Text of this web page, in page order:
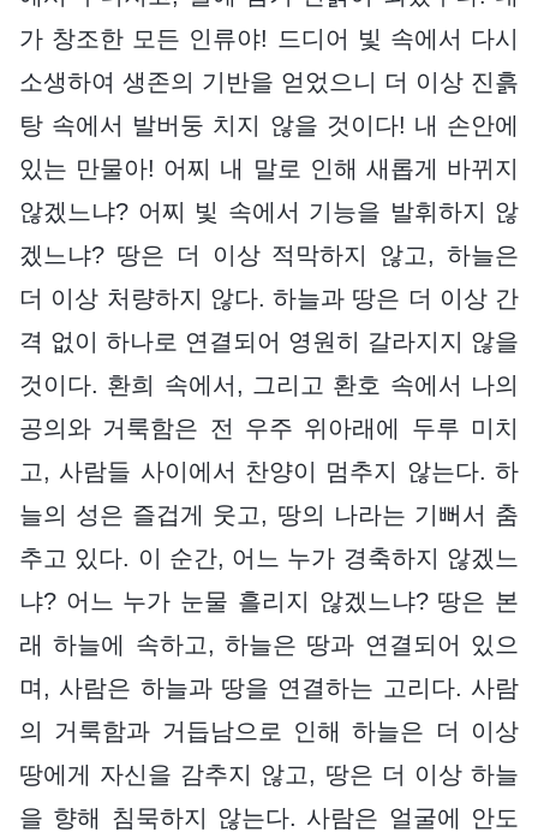
가 창조한 모든 인류야! 드디어 빛 속에서 다시
소생하여 생존의 기반을 얻었으니 더 이상 진흙
탕 속에서 발버둥 치지 않을 것이다! 내 손안에
있는 만물아! 어찌 내 말로 인해 새롭게 바뀌지
않겠느냐? 어찌 빛 속에서 기능을 발휘하지 않
겠느냐? 땅은 더 이상 적막하지 않고, 하늘은
더 이상 처량하지 않다. 하늘과 땅은 더 이상 간
격 없이 하나로 연결되어 영원히 갈라지지 않을
것이다. 환희 속에서, 그리고 환호 속에서 나의
공의와 거룩함은 전 우주 위아래에 두루 미치
고, 사람들 사이에서 찬양이 멈추지 않는다. 하
늘의 성은 즐겁게 웃고, 땅의 나라는 기뻐서 춤
추고 있다. 이 순간, 어느 누가 경축하지 않겠느
냐? 어느 누가 눈물 흘리지 않겠느냐? 땅은 본
래 하늘에 속하고, 하늘은 땅과 연결되어 있으
며, 사람은 하늘과 땅을 연결하는 고리다. 사람
의 거룩함과 거듭남으로 인해 하늘은 더 이상
땅에게 자신을 감추지 않고, 땅은 더 이상 하늘
을 향해 침묵하지 않는다. 사람은 얼굴에 안도